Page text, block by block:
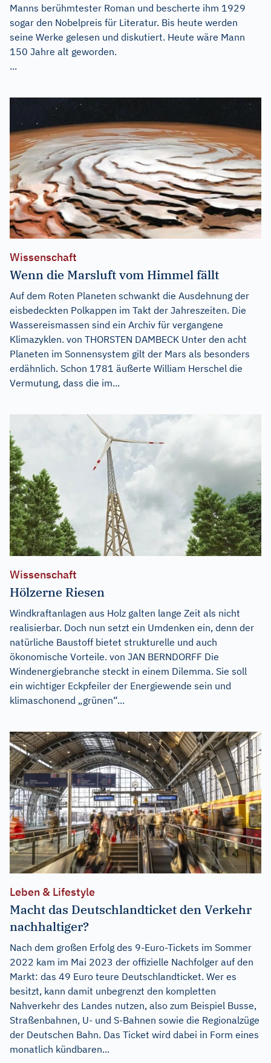
Manns berühmtester Roman und bescherte ihm 1929
sogar den Nobelpreis für Literatur. Bis heute werden
seine Werke gelesen und diskutiert. Heute wäre Mann
150 Jahre alt geworden.
...
Wissenschaft
Wenn die Marsluft vom Himmel fällt
Auf dem Roten Planeten schwankt die Ausdehnung der
eisbedeckten Polkappen im Takt der Jahreszeiten. Die
Wassereismassen sind ein Archiv für vergangene
Klimazyklen. von THORSTEN DAMBECK Unter den acht
Planeten im Sonnensystem gilt der Mars als besonders
erdähnlich. Schon 1781 äußerte William Herschel die
Vermutung, dass die im...
Wissenschaft
Hölzerne Riesen
Windkraftanlagen aus Holz galten lange Zeit als nicht
realisierbar. Doch nun setzt ein Umdenken ein, denn der
natürliche Baustoff bietet strukturelle und auch
ökonomische Vorteile. von JAN BERNDORFF Die
Windenergiebranche steckt in einem Dilemma. Sie soll
ein wichtiger Eckpfeiler der Energiewende sein und
klimaschonend „grünen“...
Leben & Lifestyle
Macht das Deutschlandticket den Verkehr
nachhaltiger?
Nach dem großen Erfolg des 9-Euro-Tickets im Sommer
2022 kam im Mai 2023 der offizielle Nachfolger auf den
Markt: das 49 Euro teure Deutschlandticket. Wer es
besitzt, kann damit unbegrenzt den kompletten
Nahverkehr des Landes nutzen, also zum Beispiel Busse,
Straßenbahnen, U- und S-Bahnen sowie die Regionalzüge
der Deutschen Bahn. Das Ticket wird dabei in Form eines
monatlich kündbaren...